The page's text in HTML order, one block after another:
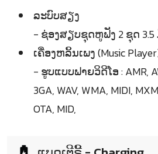
ລະບົບສຽງ
- ຊ່ອງສຽບຊຸດຫູຟັງ 2 ຊຸດ
ເຄື່ອງຫລິ້ນເພງ (Music
- ຮູບແບບຟາຍວິດີໂອ : AMR,
3GA, WAV, WMA, MIDI,
OTA, MID,